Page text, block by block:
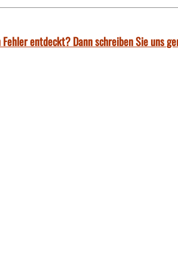
Fehler entdeckt? Dann schreiben Sie uns